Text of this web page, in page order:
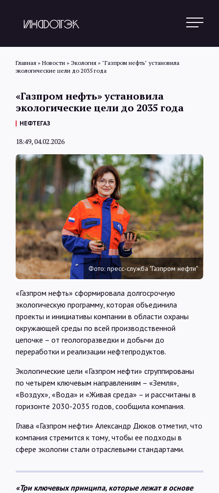
Статьи
Обзоры
Интервью
Карты
О нас
@Infotek_Russia
Главная » Новости » Экология » "Газпром нефть" установила
экологические цели до 2035 года
«Газпром нефть» установила
экологические цели до 2035 года
НЕФТЕГАЗ
18:49, 04.02.2026
Фото: пресс-служба "Газпром нефти"
«Газпром нефть» сформировала долгосрочную
экологическую программу, которая объединила
проекты и инициативы компании в области охраны
окружающей среды по всей производственной
цепочке – от геологоразведки и добычи до
переработки и реализации нефтепродуктов.
Экологические цели «Газпром нефти» сгруппированы
по четырем ключевым направлениям – «Земля»,
«Воздух», «Вода» и «Живая среда» – и рассчитаны в
горизонте 2030-2035 годов, сообщила компания.
Глава «Газпром нефти» Александр Дюков отметил, что
компания стремится к тому, чтобы ее подходы в
сфере экологии стали отраслевыми стандартами.
«Три ключевых принципа, которые лежат в основе